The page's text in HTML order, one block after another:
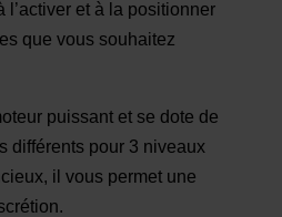
l’activer et à la positionner
que vous souhaitez
puissant et se dote de
différents pour 3 niveaux
il vous permet une